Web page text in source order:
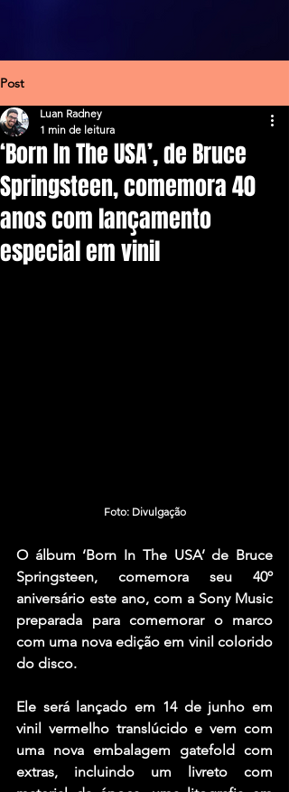
Post
‘Born In The USA’, de Bruce
Springsteen, comemora 40
anos com lançamento
especial em vinil
Luan Radney
1 min de leitura
Foto: Divulgação
O álbum ‘Born In The USA’ de Bruce
Springsteen, comemora seu 40º
aniversário este ano, com a Sony Music
preparada para comemorar o marco
com uma nova edição em vinil colorido
do disco.
Ele será lançado em 14 de junho em
vinil vermelho translúcido e vem com
uma nova embalagem gatefold com
extras, incluindo um livreto com